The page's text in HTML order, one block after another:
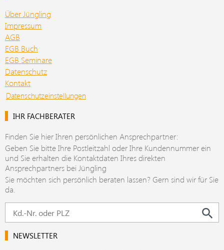
Über Jüngling
Impressum
AGB
EGB Buch
EGB Seminare
Datenschutz
Kontakt
Datenschutzeinstellungen
IHR FACHBERATER
Finden Sie hier Ihren persönlichen Ansprechpartner:
Geben Sie bitte Ihre Postleitzahl oder Ihre Kundennummer ein
und Sie erhalten die Kontaktdaten Ihres direkten
Ansprechpartners bei Jüngling
Sie möchten sich persönlich beraten lassen? Gern sind wir für Sie
da.
NEWSLETTER